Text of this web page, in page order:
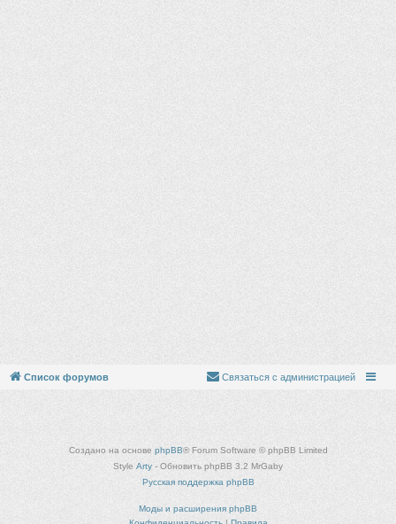
Список форумов Связаться с администрацией
Создано на основе phpBB® Forum Software © phpBB Limited
Style Arty - Обновить phpBB 3.2 MrGaby
Русская поддержка phpBB
Моды и расширения phpBB